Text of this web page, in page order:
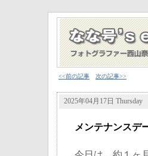
<<前の記事 次の記事>>
2025年04月17日 Thursday
メンテナンスデ